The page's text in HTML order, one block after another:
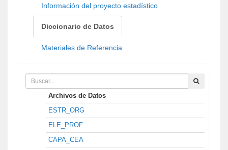
Información del proyecto estadístico
Diccionario de Datos
Materiales de Referencia
Archivos de Datos
ESTR_ORG
ELE_PROF
CAPA_CEA